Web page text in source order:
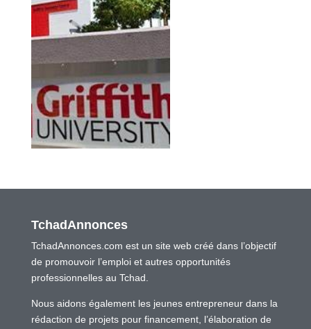
TchadAnnonces
TchadAnnonces.com est un site web créé dans l’objectif
de promouvoir l’emploi et autres opportunités
professionnelles au Tchad.
Nous aidons également les jeunes entrepreneur dans la
rédaction de projets pour financement, l’élaboration de